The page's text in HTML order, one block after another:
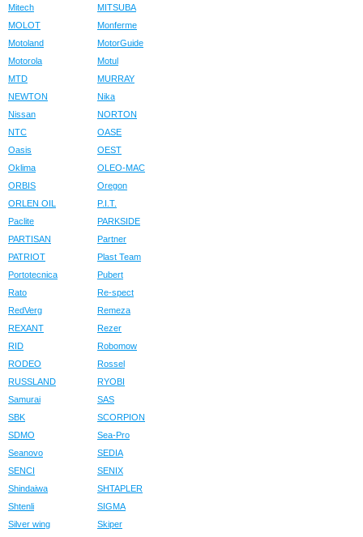
Mitech
MITSUBA
MOLOT
Monferme
Motoland
MotorGuide
Motorola
Motul
MTD
MURRAY
NEWTON
Nika
Nissan
NORTON
NTC
OASE
Oasis
OEST
Oklima
OLEO-MAC
ORBIS
Oregon
ORLEN OIL
P.I.T.
Paclite
PARKSIDE
PARTISAN
Partner
PATRIOT
Plast Team
Portotecnica
Pubert
Rato
Re-spect
RedVerg
Remeza
REXANT
Rezer
RID
Robomow
RODEO
Rossel
RUSSLAND
RYOBI
Samurai
SAS
SBK
SCORPION
SDMO
Sea-Pro
Seanovo
SEDIA
SENCI
SENIX
Shindaiwa
SHTAPLER
Shtenli
SIGMA
Silver wing
Skiper